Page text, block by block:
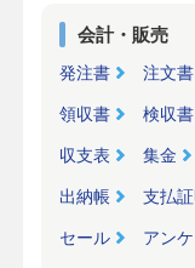
会計・販売
発注書 注文書
領収書 検収書
収支表 集金
出納帳 支払
セール アン